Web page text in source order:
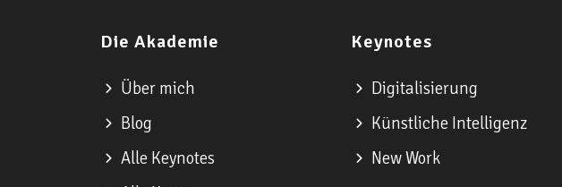
Die Akademie
Über mich
Blog
Alle Keynotes
Keynotes
Digitalisierung
Künstliche Intelligenz
New Work